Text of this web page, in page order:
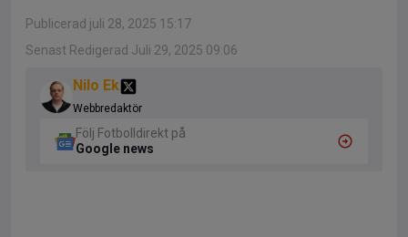
Publicerad juli 28, 2025 15:17
Senast Redigerad Juli 29, 2025 09:06
Nilo Ek
Webbredaktör
Följ Fotbolldirekt på
Google news